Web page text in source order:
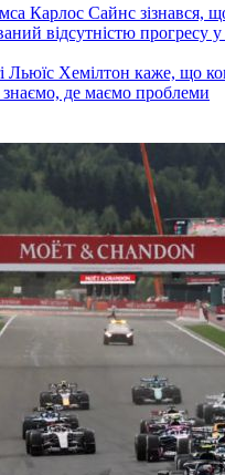
відсутністю прогресу
де маємо проблеми